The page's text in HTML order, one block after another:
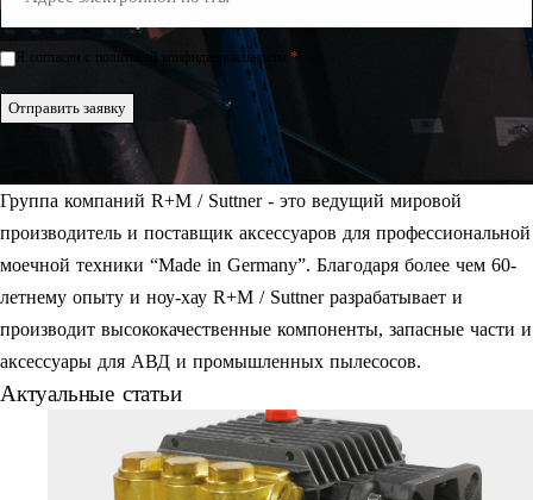
Mail
Einwilligung
Я согласен с политикой конфиденциальности. *
Отправить заявку
Группа компаний R+M / Suttner - это ведущий мировой
производитель и поставщик аксессуаров для профессиональной
моечной техники “Made in Germany”. Благодаря более чем 60-
летнему опыту и ноу-хау R+M / Suttner разрабатывает и
производит высококачественные компоненты, запасные части и
аксессуары для АВД и промышленных пылесосов.
Актуальные статьи